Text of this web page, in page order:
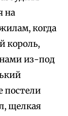
на
когда
король,
из-под
постели
щелкая